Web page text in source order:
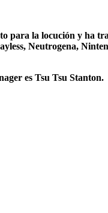
para la locución y
Neutrogena,
es Tsu Tsu Stanton.